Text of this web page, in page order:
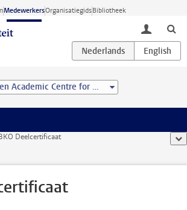
MedewerkersOrganisatiegidsBibliotheek
toggle
Leiden Academic Centre for Drug Research (LACDR)
Deelcertificaat